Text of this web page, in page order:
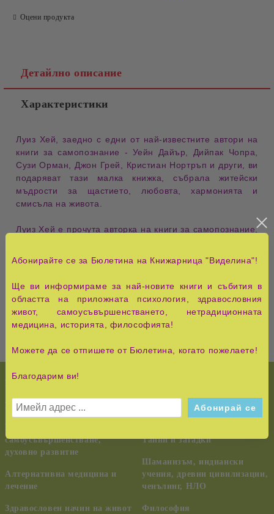
Оцени продукта
Детайлно описание
Характеристики
Луиз Хей, заедно с едни от най-известните автори на
книги за самопознание - Уейн Дайър, Дийпак Чопра,
Сузи Орман, Джон Грей, Кристиан Нортръп и други, ви
подаряват тази малка книжка, събрала житейски
мъдрости за щастието, любовта, хармонията и
смисъла на живота.
Луиз Хей е прочута авторка на книги за самопознание,
преведени на 29 езика в 35 страни. Повече от 25
изградят увереност, самоуважение и любов към себе
НОВО!
КУРС НА ЧУДЕСАТА
Езотерика,
самоусъвършенстване,
духовно развитие
Алтернативна медицина и
лечение
Здравословен начин на живот
Педагогика, семейство,
възпитание
Тайни и загадки
Шаманизъм, индиански
учения, древни цивилизации,
ченълинг, НЛО
Философия
Абонирайте се за Бюлетина на Книжарница "Виделина"!
Ще ви информираме за най-новите книги и събития в
областта на приложната психология, здравословния
живот, самоусъвършенстването, нетрадиционната
медицина, историята, философията!
Можете да се отпишете от Бюлетина, когато пожелаете!
Благодарим ви!